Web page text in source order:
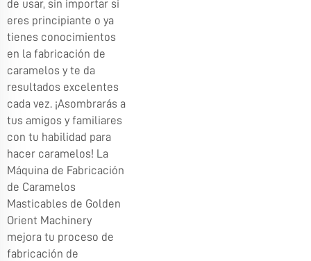
de usar, sin importar si
eres principiante o ya
tienes conocimientos
en la fabricación de
caramelos y te da
resultados excelentes
cada vez. ¡Asombrarás a
tus amigos y familiares
con tu habilidad para
hacer caramelos! La
Máquina de Fabricación
de Caramelos
Masticables de Golden
Orient Machinery
mejora tu proceso de
fabricación de